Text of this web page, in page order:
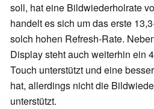
soll, hat eine Bildwiederholrate
handelt es sich um das erste
solch hohen Refresh-Rate.
Display steht auch weiterhin ein
Touch unterstützt und eine
hat, allerdings nicht die
unterstützt.